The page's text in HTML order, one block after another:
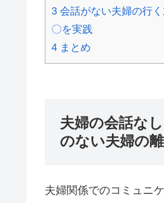
3 会話がない夫婦の行
〇を実践
4 まとめ
夫婦の会話な
のない夫婦の
夫婦関係でのコミュニ